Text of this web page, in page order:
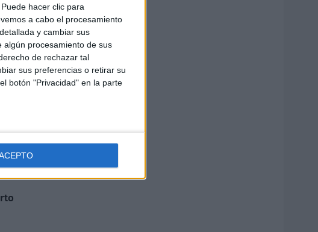
hacer clic para
a cabo el procesamiento
y cambiar sus
algún procesamiento de sus
de rechazar tal
sus preferencias o retirar su
botón "Privacidad" en la parte
es